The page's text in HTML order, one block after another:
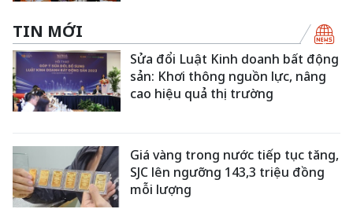
TIN MỚI
Sửa đổi Luật Kinh doanh bất động
sản: Khơi thông nguồn lực, nâng
cao hiệu quả thị trường
Giá vàng trong nước tiếp tục tăng,
SJC lên ngưỡng 143,3 triệu đồng
mỗi lượng